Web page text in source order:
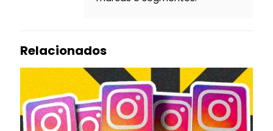
Relacionados